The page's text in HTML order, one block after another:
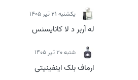
يكشنبه 21 تیر 1405
له آربر د لا کانایسنس
شنبه 20 تیر 1405
ارماف بلک اینفینیتی